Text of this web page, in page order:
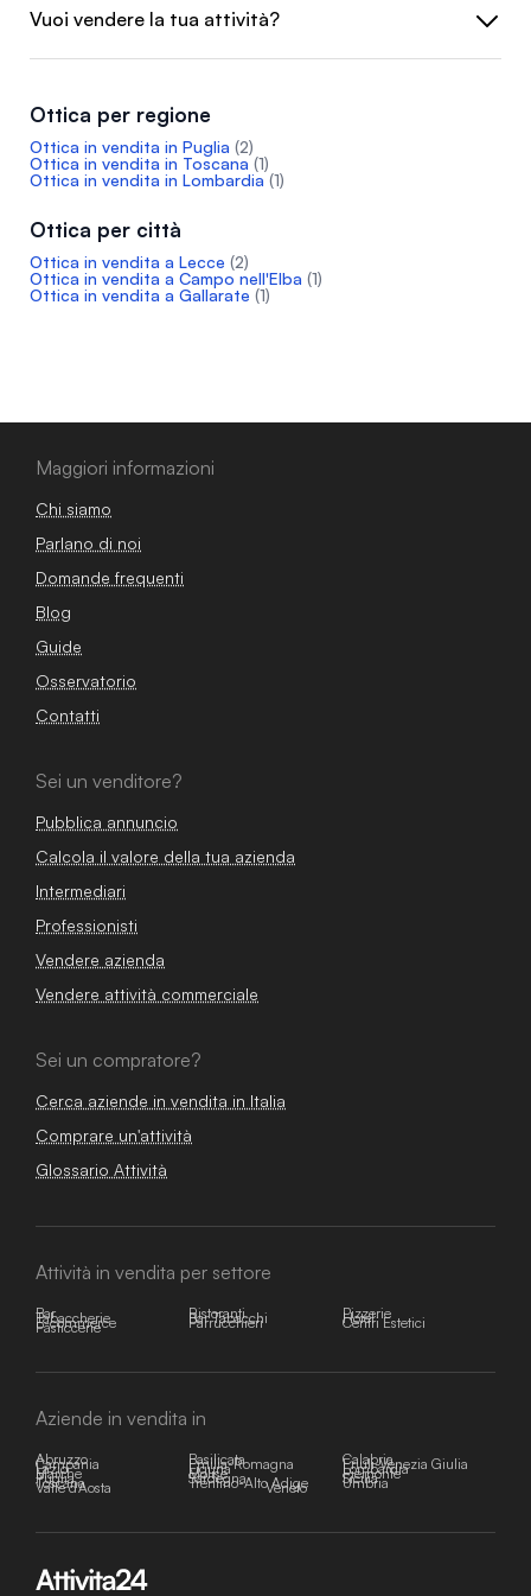
Vuoi vendere la tua attività?
Ottica per regione
Ottica in vendita in Puglia (2)
Ottica in vendita in Toscana (1)
Ottica in vendita in Lombardia (1)
Ottica per città
Ottica in vendita a Lecce (2)
Ottica in vendita a Campo nell'Elba (1)
Ottica in vendita a Gallarate (1)
Maggiori informazioni
Chi siamo
Parlano di noi
Domande frequenti
Blog
Guide
Osservatorio
Contatti
Sei un venditore?
Pubblica annuncio
Calcola il valore della tua azienda
Intermediari
Professionisti
Vendere azienda
Vendere attività commerciale
Sei un compratore?
Cerca aziende in vendita in Italia
Comprare un'attività
Glossario Attività
Attività in vendita per settore
Bar Ristoranti Pizzerie
Tabaccherie Bar Tabacchi Hotel
E-commerce Parrucchieri Centri Estetici
Pasticcerie
Aziende in vendita in
Abruzzo Basilicata Calabria
Campania Emilia-Romagna Friuli-Venezia Giulia
Lazio Liguria Lombardia
Marche Molise Piemonte
Puglia Sardegna Sicilia
Toscana Trentino-Alto Adige Umbria
Valle d'Aosta Veneto